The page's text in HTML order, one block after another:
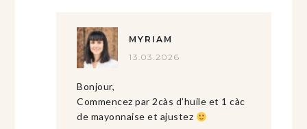
MYRIAM
13.03.2026
Bonjour,
Commencez par 2càs d’huile et 1 càc
de mayonnaise et ajustez